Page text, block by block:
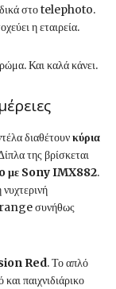
στο telephoto.
η εταιρεία.
Και καλά κάνει.
διαθέτουνκύρια
της βρίσκεται
με Sony IMX882.
συνήθως
Red. Το απλό
και παιχνιδιάρικο